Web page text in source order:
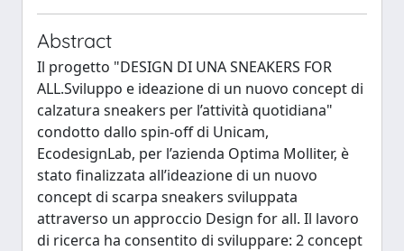
Abstract
Il progetto "DESIGN DI UNA SNEAKERS FOR
ALL.Sviluppo e ideazione di un nuovo concept di
calzatura sneakers per l’attività quotidiana"
condotto dallo spin-off di Unicam,
EcodesignLab, per l’azienda Optima Molliter, è
stato finalizzata all’ideazione di un nuovo
concept di scarpa sneakers sviluppata
attraverso un approccio Design for all. Il lavoro
di ricerca ha consentito di sviluppare: 2 concept